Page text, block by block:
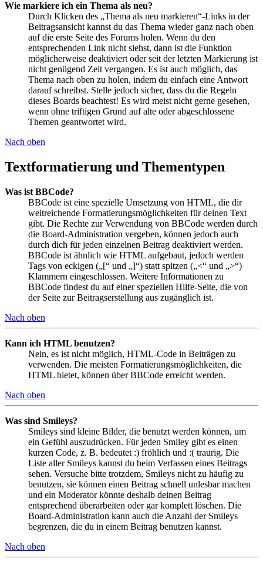
Wie markiere ich ein Thema als neu?
Durch Klicken des „Thema als neu markieren“-Links in der
Beitragsansicht kannst du das Thema wieder ganz nach oben
auf die erste Seite des Forums holen. Wenn du den
entsprechenden Link nicht siehst, dann ist die Funktion
möglicherweise deaktiviert oder seit der letzten Markierung ist
nicht genügend Zeit vergangen. Es ist auch möglich, das
Thema nach oben zu holen, indem du einfach eine Antwort
darauf schreibst. Stelle jedoch sicher, dass du die Regeln
dieses Boards beachtest! Es wird meist nicht gerne gesehen,
wenn ohne triftigen Grund auf alte oder abgeschlossene
Themen geantwortet wird.
Nach oben
Textformatierung und Thementypen
Was ist BBCode?
BBCode ist eine spezielle Umsetzung von HTML, die dir
weitreichende Formatierungsmöglichkeiten für deinen Text
gibt. Die Rechte zur Verwendung von BBCode werden durch
die Board-Administration vergeben, können jedoch auch
durch dich für jeden einzelnen Beitrag deaktiviert werden.
BBCode ist ähnlich wie HTML aufgebaut, jedoch werden
Tags von eckigen („[“ und „]“) statt spitzen („<“ und „>“)
Klammern eingeschlossen. Weitere Informationen zu
BBCode findest du auf einer speziellen Hilfe-Seite, die von
der Seite zur Beitragserstellung aus zugänglich ist.
Nach oben
Kann ich HTML benutzen?
Nein, es ist nicht möglich, HTML-Code in Beiträgen zu
verwenden. Die meisten Formatierungsmöglichkeiten, die
HTML bietet, können über BBCode erreicht werden.
Nach oben
Was sind Smileys?
Smileys sind kleine Bilder, die benutzt werden können, um
ein Gefühl auszudrücken. Für jeden Smiley gibt es einen
kurzen Code, z. B. bedeutet :) fröhlich und :( traurig. Die
Liste aller Smileys kannst du beim Verfassen eines Beitrags
sehen. Versuche bitte trotzdem, Smileys nicht zu häufig zu
benutzen, sie können einen Beitrag schnell unlesbar machen
und ein Moderator könnte deshalb deinen Beitrag
entsprechend überarbeiten oder gar komplett löschen. Die
Board-Administration kann auch die Anzahl der Smileys
begrenzen, die du in einem Beitrag benutzen kannst.
Nach oben